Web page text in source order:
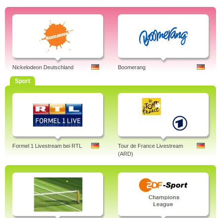
Nickelodeon Deutschland Boomerang
Sport
Formel 1 Livestream bei RTL
Tour de France Livestream
(ARD)